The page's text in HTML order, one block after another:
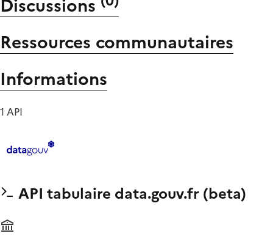
Discussions
Ressources communautaires
Informations
1 API
API tabulaire data.gouv.fr (beta)